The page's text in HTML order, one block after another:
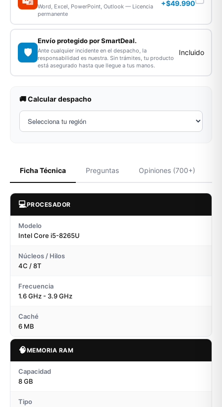
P
Word, Excel, PowerPoint, Outlook — Licencia
permanente
+$49.990
🛡️
Envío protegido por SmartDeal.
Ante cualquier incidente en el despacho, la
responsabilidad es nuestra. Sin trámites, tu producto
está asegurado hasta que llegue a tus manos.
Incluido
🚚 Calcular despacho
Ficha Técnica Preguntas Opiniones (700+)
💻PROCESADOR
Modelo
Intel Core i5-8265U
Núcleos / Hilos
4C / 8T
Frecuencia
1.6 GHz - 3.9 GHz
Caché
6 MB
🧠MEMORIA RAM
Capacidad
8 GB
Tipo